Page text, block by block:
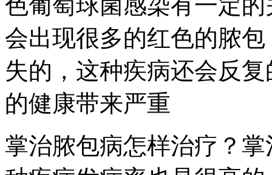
会出现很多的红色的脓
失的，这种疾病还会反
的健康带来严重
掌治脓包病怎样治疗？